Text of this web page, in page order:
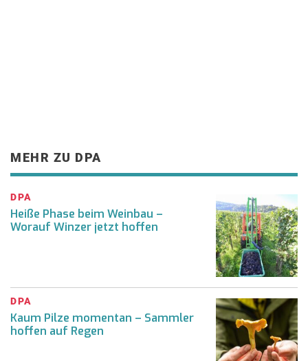
MEHR ZU DPA
DPA
Heiße Phase beim Weinbau –
Worauf Winzer jetzt hoffen
DPA
Kaum Pilze momentan – Sammler
hoffen auf Regen